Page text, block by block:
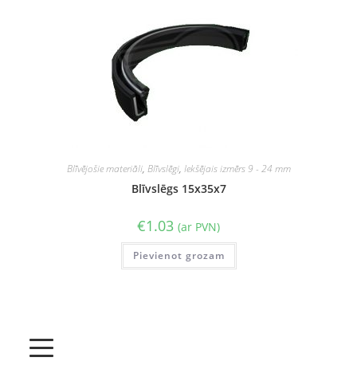
Blīvējošie materiāli, Blīvslēgi, Iekšējais izmērs 9 - 24 mm
Blīvslēgs 15x35x7
€1.03 (ar PVN)
Pievienot grozam